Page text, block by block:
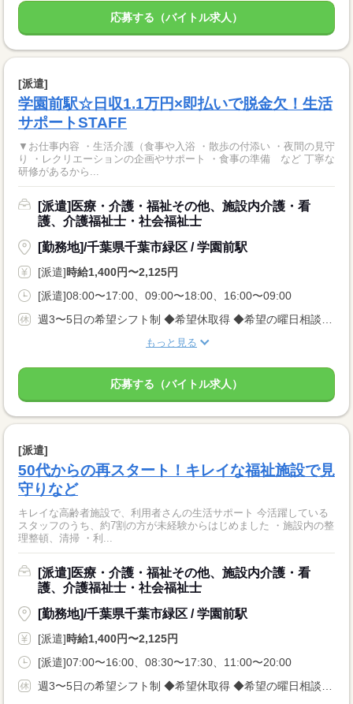
応募する（バイトル求人）
[派遣]
学園前駅☆日収1.1万円×即払いで脱金欠！生活
サポートSTAFF
▼お仕事内容 ・生活介護（食事や入浴 ・散歩の付添い ・夜間の見守
り ・レクリエーションの企画やサポート ・食事の準備 など 丁寧な
研修があるから...
[派遣]医療・介護・福祉その他、施設内介護・看
護、介護福祉士・社会福祉士
[勤務地]/千葉県千葉市緑区 / 学園前駅
[派遣]時給1,400円〜2,125円
[派遣]08:00〜17:00、09:00〜18:00、16:00〜09:00
もっと見る
応募する（バイトル求人）
[派遣]
50代からの再スタート！キレイな福祉施設で見
守りなど
キレイな高齢者施設で、利用者さんの生活サポート 今活躍している
スタッフのうち、約7割の方が未経験からはじめました ・施設内の整
理整頓、清掃 ・利...
[派遣]医療・介護・福祉その他、施設内介護・看
護、介護福祉士・社会福祉士
[勤務地]/千葉県千葉市緑区 / 学園前駅
[派遣]時給1,400円〜2,125円
[派遣]07:00〜16:00、08:30〜17:30、11:00〜20:00